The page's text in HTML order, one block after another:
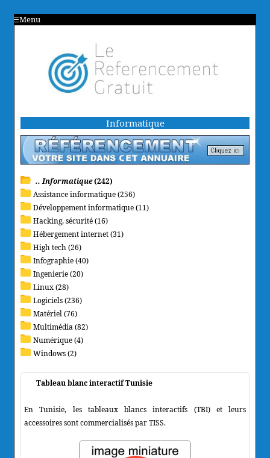
Menu
Informatique
.. Informatique(242)
Assistance informatique (256)
Développement informatique (11)
Hacking, sécurité (16)
Hébergement internet (31)
High tech (26)
Infographie (40)
Ingenierie (20)
Linux (28)
Logiciels (236)
Matériel (76)
Multimédia (82)
Numérique (4)
Windows (2)
Tableau blanc interactif Tunisie
En Tunisie, les tableaux blancs interactifs (TBI) et leurs
accessoires sont commercialisés par TISS.